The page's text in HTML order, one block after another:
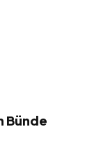
Bünde